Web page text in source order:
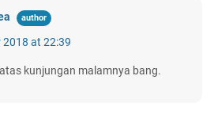
2018 at 22:39
kunjungan malamnya bang.